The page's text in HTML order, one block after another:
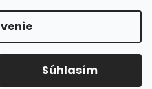
Súhlasím
cookies